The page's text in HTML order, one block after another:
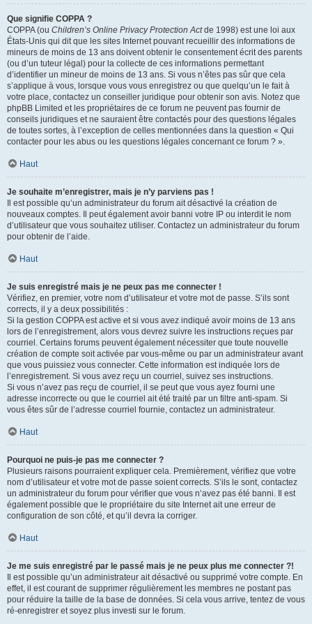
Que signifie COPPA ?
COPPA (ou Children’s Online Privacy Protection Actde 1998) est une loi aux
États-Unis qui dit que les sites Internet pouvant recueillir des informations de
mineurs de moins de 13 ans doivent obtenir le consentement écrit des parents
(ou d’un tuteur légal) pour la collecte de ces informations permettant
d’identifier un mineur de moins de 13 ans. Si vous n’êtes pas sûr que cela
s’applique à vous, lorsque vous vous enregistrez ou que quelqu’un le fait à
votre place, contactez un conseiller juridique pour obtenir son avis. Notez que
phpBB Limited et les propriétaires de ce forum ne peuvent pas fournir de
conseils juridiques et ne sauraient être contactés pour des questions légales
de toutes sortes, à l’exception de celles mentionnées dans la question « Qui
contacter pour les abus ou les questions légales concernant ce forum ? ».
Haut
Je souhaite m’enregistrer, mais je n’y parviens pas !
Il est possible qu’un administrateur du forum ait désactivé la création de
nouveaux comptes. Il peut également avoir banni votre IP ou interdit le nom
d’utilisateur que vous souhaitez utiliser. Contactez un administrateur du forum
pour obtenir de l’aide.
Haut
Je suis enregistré mais je ne peux pas me connecter !
Vérifiez, en premier, votre nom d’utilisateur et votre mot de passe. S’ils sont
corrects, il y a deux possibilités :
Si la gestion COPPA est active et si vous avez indiqué avoir moins de 13 ans
lors de l’enregistrement, alors vous devrez suivre les instructions reçues par
courriel. Certains forums peuvent également nécessiter que toute nouvelle
création de compte soit activée par vous-même ou par un administrateur avant
que vous puissiez vous connecter. Cette information est indiquée lors de
l’enregistrement. Si vous avez reçu un courriel, suivez ses instructions.
Si vous n’avez pas reçu de courriel, il se peut que vous ayez fourni une
adresse incorrecte ou que le courriel ait été traité par un filtre anti-spam. Si
vous êtes sûr de l’adresse courriel fournie, contactez un administrateur.
Haut
Pourquoi ne puis-je pas me connecter ?
Plusieurs raisons pourraient expliquer cela. Premièrement, vérifiez que votre
nom d’utilisateur et votre mot de passe soient corrects. S’ils le sont, contactez
un administrateur du forum pour vérifier que vous n’avez pas été banni. Il est
également possible que le propriétaire du site Internet ait une erreur de
configuration de son côté, et qu’il devra la corriger.
Haut
Je me suis enregistré par le passé mais je ne peux plus me connecter ?!
Il est possible qu’un administrateur ait désactivé ou supprimé votre compte. En
effet, il est courant de supprimer régulièrement les membres ne postant pas
pour réduire la taille de la base de données. Si cela vous arrive, tentez de vous
ré-enregistrer et soyez plus investi sur le forum.